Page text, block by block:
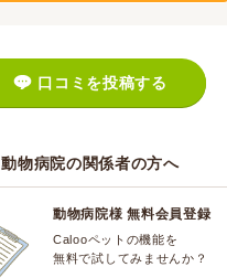
口コミを投稿する
動物病院の関係者の方へ
動物病院様 無料会員登録
Calooペットの機能を
無料で試してみませんか？